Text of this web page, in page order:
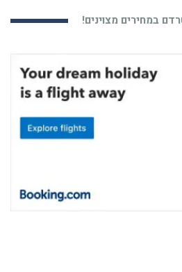
במחירים מצוינים!